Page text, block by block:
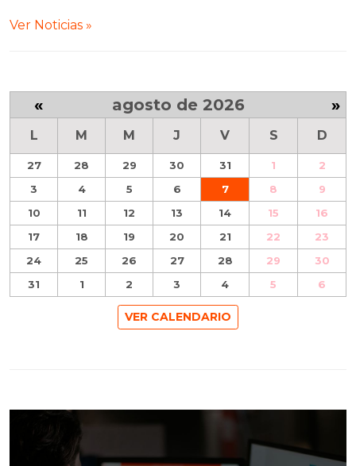
Ver Noticias »
« agosto de 2026 »
L M M J V S D
27 28 29 30 31 1
2
3
4 5 6 7 8
9
10
11 12 13 14 15
16
17
18 19 20 21 22
23
24
25 26 27 28 29
30
31
1 2 3 4 5 6
VER CALENDARIO